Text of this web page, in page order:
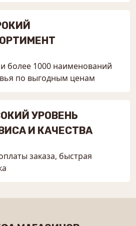
более 1000 наименований
по выгодным ценам
УРОВЕНЬ
И КАЧЕСТВА
заказа, быстрая